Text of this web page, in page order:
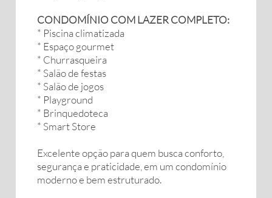
CONDOMÍNIO COM LAZER COMPLETO:
* Piscina climatizada
* Espaço gourmet
* Churrasqueira
* Salão de festas
* Salão de jogos
* Playground
* Brinquedoteca
* Smart Store
Excelente opção para quem busca conforto,
segurança e praticidade, em um condomínio
moderno e bem estruturado.